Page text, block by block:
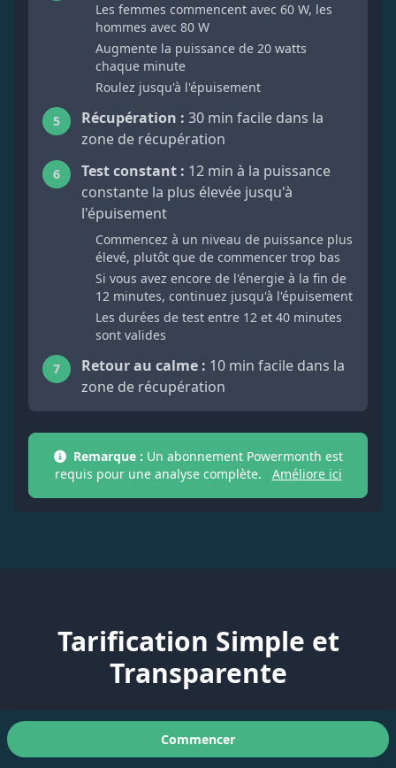
Les femmes commencent avec 60 W, les
hommes avec 80 W
Augmente la puissance de 20 watts
chaque minute
Roulez jusqu'à l'épuisement
5
Récupération : 30 min facile dans la
zone de récupération
6 Test constant : 12 min à la puissance
constante la plus élevée jusqu'à
l'épuisement
Commencez à un niveau de puissance plus
élevé, plutôt que de commencer trop bas
Si vous avez encore de l'énergie à la fin de
12 minutes, continuez jusqu'à l'épuisement
Les durées de test entre 12 et 40 minutes
sont valides
7
Retour au calme : 10 min facile dans la
zone de récupération
Remarque : Un abonnement Powermonth est
requis pour une analyse complète.
Améliore ici
Tarification Simple et
Transparente
Powertest is included in Premium - try free
for 30 days
Commencer